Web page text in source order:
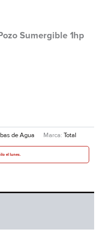
Sumergible 1hp
de Agua Marca: Total
el lunes.